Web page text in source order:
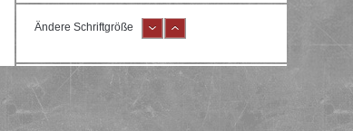
Ändere Schriftgröße